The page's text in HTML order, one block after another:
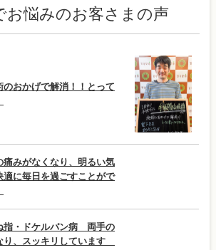
お悩みのお客さまの声
おかげで解消！！とって
みがなくなり、明るい気
適に毎日を過ごすことがで
指・ドケルバン病 両手の
り、スッキリしています